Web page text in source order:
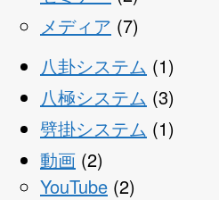
メディア (7)
八卦システム (1)
八極システム (3)
劈掛システム (1)
動画 (2)
YouTube (2)